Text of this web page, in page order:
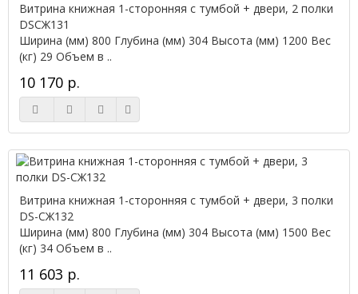
Витрина книжная 1-сторонняя с тумбой + двери, 2 полки
DSСЖ131
Ширина (мм) 800 Глубина (мм) 304 Высота (мм) 1200 Вес
(кг) 29 Объем в ..
10 170 р.
Витрина книжная 1-сторонняя с тумбой + двери, 3 полки
DS-СЖ132
Ширина (мм) 800 Глубина (мм) 304 Высота (мм) 1500 Вес
(кг) 34 Объем в ..
11 603 р.